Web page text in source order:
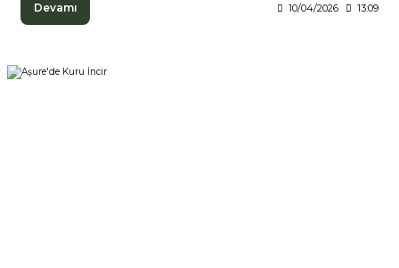
Devamı 10/04/2026 13:09